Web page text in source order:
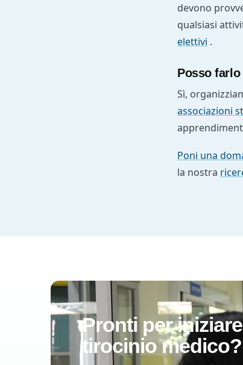
devono
qualsiasi
elettivi .
Posso
Sì,
associazioni
Poni una
la nostra
Pronti per
tirocinio medico?